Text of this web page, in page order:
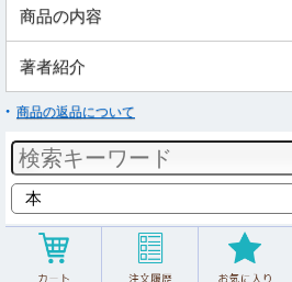
商品の内容
著者紹介
商品の返品について